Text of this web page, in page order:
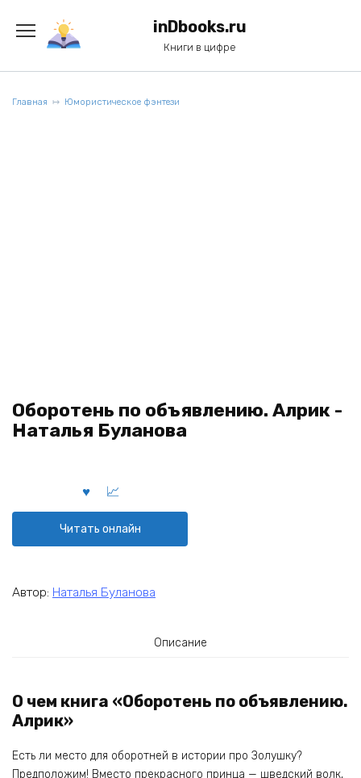
содержанию
inDbooks.ru
Книги в цифре
Главная Юмористическое фэнтези
Оборотень по объявлению. Алрик -
Наталья Буланова
Читать онлайн
Автор: Наталья Буланова
Описание
О чем книга «Оборотень по объявлению.
Алрик»
Есть ли место для оборотней в истории про Золушку?
Предположим! Вместо прекрасного принца — шведский волк,